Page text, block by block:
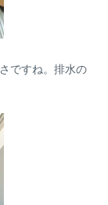
ですね。排水の